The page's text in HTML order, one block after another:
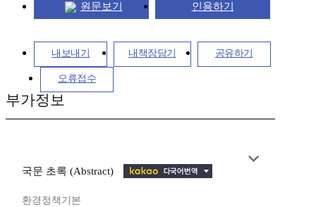
원문보기 인용하기
내보내기 내책장담기 공유하기
오류접수
부가정보
국문 초록 (Abstract)
환경정책기본